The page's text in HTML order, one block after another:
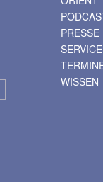
PRESSE
SERVICE
WISSEN